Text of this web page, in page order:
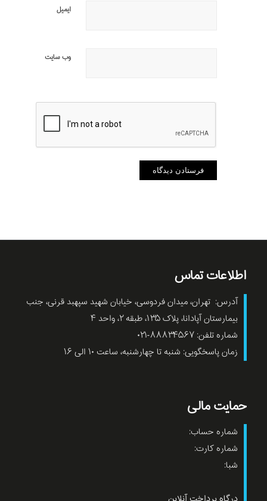
ایمیل
وب‌ سایت
اطلاعات تماس
آدرس: تهران، میدان فردوسی، خیابان شهید سپهبد قرنی، جنب
بیمارستان آپادانا، پلاک ۱۳۵، طبقه ۲، واحد ۴
شماره تلفن: ۸۸۸۳۴۵۶۷-۰۲۱
زمان پاسخگویی: شنبه تا چهارشنبه، ساعت ۱۰ الی ۱۶
حمایت مالی
شماره حساب:
شماره کارت:
شبا: